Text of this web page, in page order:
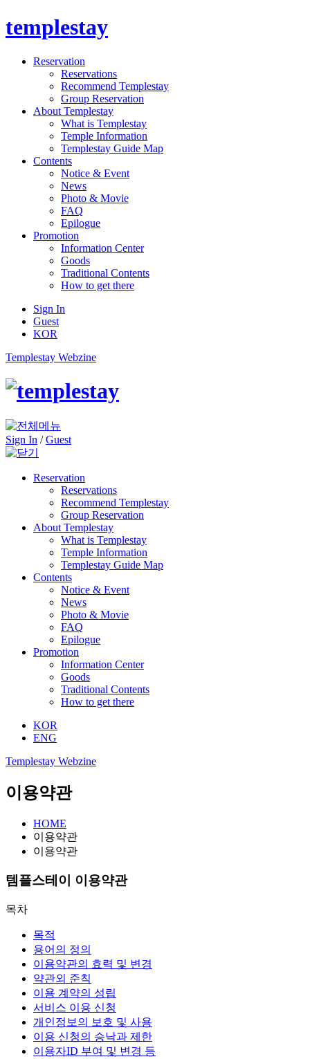
templestay
Reservation
Reservations
Recommend Templestay
Group Reservation
About Templestay
What is Templestay
Temple Information
Templestay Guide Map
Contents
Notice & Event
News
Photo & Movie
FAQ
Epilogue
Promotion
Information Center
Goods
Traditional Contents
How to get there
Sign In
Guest
KOR
Templestay Webzine
Sign In /Guest
Reservation
Reservations
Recommend Templestay
Group Reservation
About Templestay
What is Templestay
Temple Information
Templestay Guide Map
Contents
Notice & Event
News
Photo & Movie
FAQ
Epilogue
Promotion
Information Center
Goods
Traditional Contents
How to get there
KOR
ENG
Templestay Webzine
이용약관
HOME
이용약관
이용약관
템플스테이 이용약관
목차
목적
용어의 정의
이용약관의 효력 및 변경
약관외 준칙
이용 계약의 성립
서비스 이용 신청
개인정보의 보호 및 사용
이용 신청의 승낙과 제한
이용자ID 부여 및 변경 등